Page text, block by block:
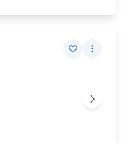
Vista eign
Fleiri
Næsta